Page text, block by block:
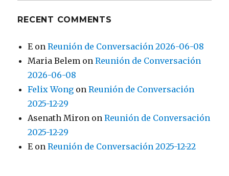
RECENT COMMENTS
E onReunión de Conversación 2026-06-08
Maria Belem onReunión de Conversación
2026-06-08
Felix Wong onReunión de Conversación
2025-12-29
Asenath Miron onReunión de Conversación
2025-12-29
E onReunión de Conversación 2025-12-22